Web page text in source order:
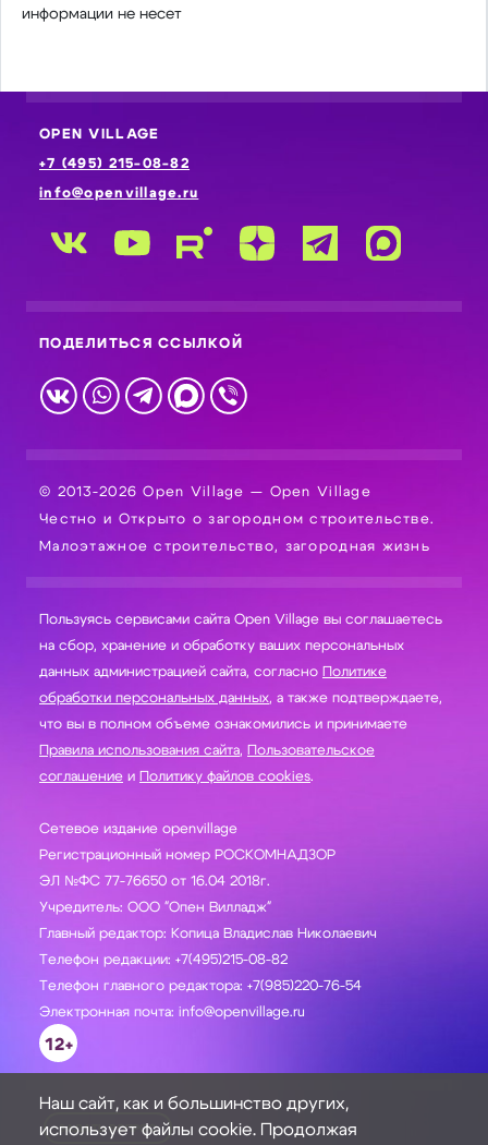
информации не несет
OPEN VILLAGE
+7 (495) 215-08-82
info@openvillage.ru
ПОДЕЛИТЬСЯ ССЫЛКОЙ
© 2013-2026 Open Village — Open Village
Честно и Открыто о загородном строительстве.
Малоэтажное строительство, загородная жизнь
Пользуясь сервисами сайта Open Village вы соглашаетесь
на сбор, хранение и обработку ваших персональных
данных администрацией сайта, согласно Политике
обработки персональных данных, а также подтверждаете,
что вы в полном объеме ознакомились и принимаете
Правила использования сайта, Пользовательское
соглашение и Политику файлов cookies.
Сетевое издание openvillage
Регистрационный номер РОСКОМНАДЗОР
ЭЛ №ФС 77-76650 от 16.04 2018г.
Учредитель: ООО "Опен Вилладж"
Главный редактор: Копица Владислав Николаевич
Телефон редакции: +7(495)215-08-82
Телефон главного редактора: +7(985)220-76-54
Электронная почта: info@openvillage.ru
12+
ЗАДАТЬ ВОПРОС
Наш сайт, как и большинство других,
использует файлы cookie. Продолжая